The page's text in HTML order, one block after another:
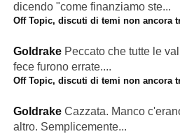
dicendo "come finanziamo ste...
Off Topic, discuti di temi non ancora
Goldrake Peccato che tutte le
fece furono errate....
Off Topic, discuti di temi non ancora
Goldrake Cazzata. Manco
altro. Semplicemente...